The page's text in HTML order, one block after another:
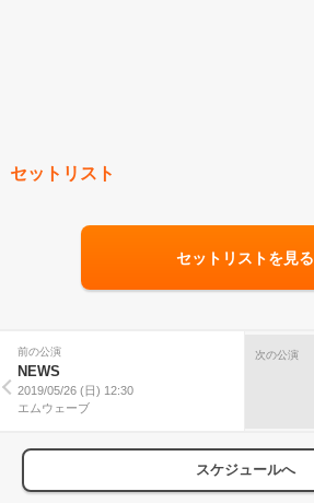
セットリスト
セットリストを見る
前の公演
NEWS
2019/05/26 (日) 12:30
エムウェーブ
次の公演
スケジュールへ